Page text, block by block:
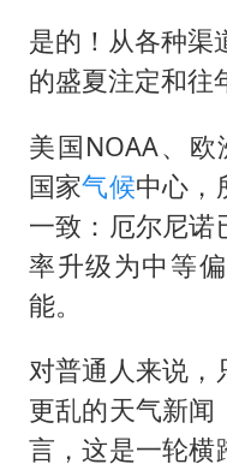
是的！从各种渠
的盛夏注定和往
美国NOAA、欧
国家气候中心，
一致：厄尔尼诺
率升级为中等
能。
对普通人来说，
更乱的天气新闻
言，这是一轮横